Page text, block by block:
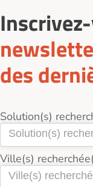
des
Solution(s)
Ville(s)